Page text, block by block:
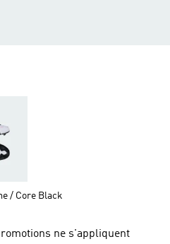
/ Core Black
ne s'appliquent